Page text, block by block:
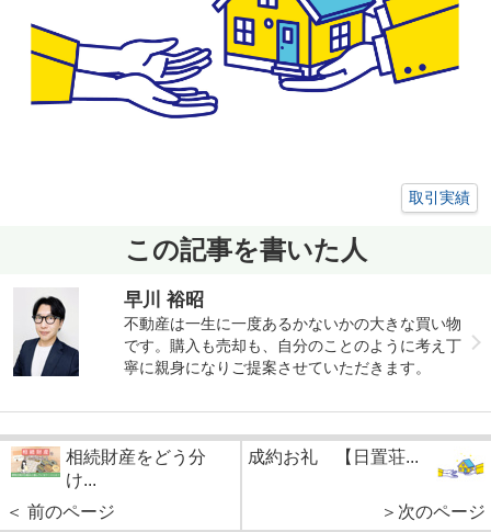
取引実績
この記事を書いた人
早川 裕昭
不動産は一生に一度あるかないかの大きな買い物
です。購入も売却も、自分のことのように考え丁
寧に親身になりご提案させていただきます。
相続財産をどう分
け...
＜ 前のページ
成約お礼 【日置荘...
＞次のページ